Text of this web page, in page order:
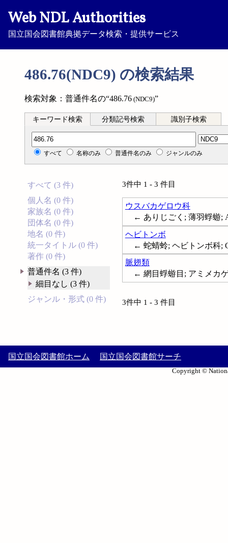
Web NDL Authorities
国立国会図書館典拠データ検索・提供サービス
486.76(NDC9) の検索結果
検索対象：普通件名の“486.76 (NDC9)”
キーワード検索 分類記号検索 識別子検索
分類記号検索
すべて 名称のみ 普通件名のみ ジャンルのみ
すべて (3 件)
個人名 (0 件)
家族名 (0 件)
団体名 (0 件)
地名 (0 件)
統一タイトル (0 件)
著作 (0 件)
普通件名 (3 件)
細目なし (3 件)
ジャンル・形式 (0 件)
3件中 1 - 3 件目
ウスバカゲロウ科
← ありじごく; 薄羽蜉蝣;
ヘビトンボ
← 蛇蜻蛉; ヘビトンボ科;
脈翅類
← 網目蜉蝣目; アミメカ
3件中 1 - 3 件目
国立国会図書館ホーム 国立国会図書館サーチ
Copyright ©